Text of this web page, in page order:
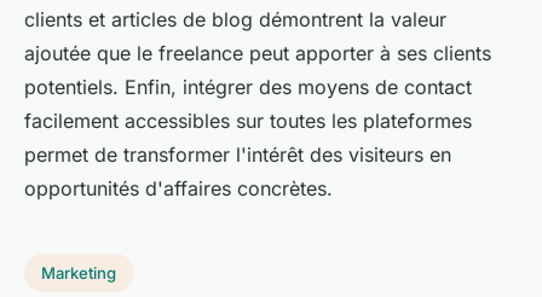
clients et articles de blog démontrent la valeur
ajoutée que le freelance peut apporter à ses clients
potentiels. Enfin, intégrer des moyens de contact
facilement accessibles sur toutes les plateformes
permet de transformer l'intérêt des visiteurs en
opportunités d'affaires concrètes.
Marketing